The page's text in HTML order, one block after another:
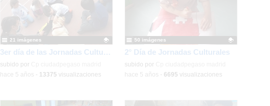
3er día de las Jornadas Culturales
Contenido educativo.
subido por
21 imágenes
hace 5 años - 13375 visualizaciones
2° Día de Jornadas Culturales
Contenido educativo.
subido por
50 imágenes
hace 5 años - 6695 visualizaciones